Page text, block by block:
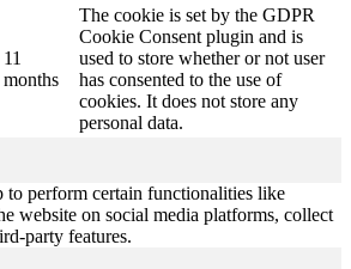
11
months
The cookie is set by the GDPR
Cookie Consent plugin and is
used to store whether or not user
has consented to the use of
cookies. It does not store any
personal data.
to perform certain functionalities like
website on social media platforms, collect
party features.